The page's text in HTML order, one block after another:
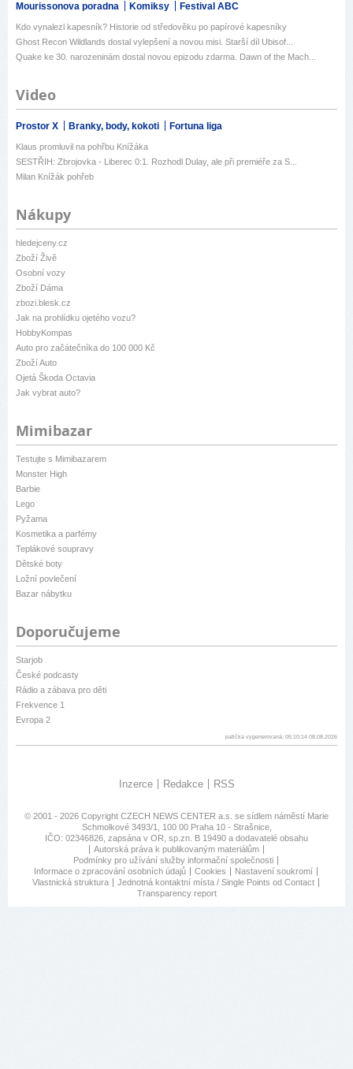
Mourissonova poradna Komiksy Festival ABC
Kdo vynalezl kapesník? Historie od středověku po papírové kapesníky
Ghost Recon Wildlands dostal vylepšení a novou misi. Starší díl Ubisof...
Quake ke 30. narozeninám dostal novou epizodu zdarma. Dawn of the Mach...
Video
Prostor X Branky, body, kokoti Fortuna liga
Klaus promluvil na pohřbu Knížáka
SESTŘIH: Zbrojovka - Liberec 0:1. Rozhodl Dulay, ale při premiéře za S...
Milan Knížák pohřeb
Nákupy
hledejceny.cz
Zboží Živě
Osobní vozy
Zboží Dáma
zbozi.blesk.cz
Jak na prohlídku ojetého vozu?
HobbyKompas
Auto pro začátečníka do 100 000 Kč
Zboží Auto
Ojetá Škoda Octavia
Jak vybrat auto?
Mimibazar
Testujte s Mimibazarem
Monster High
Barbie
Lego
Pyžama
Kosmetika a parfémy
Teplákové soupravy
Dětské boty
Ložní povlečení
Bazar nábytku
Doporučujeme
Starjob
České podcasty
Rádio a zábava pro děti
Frekvence 1
Evropa 2
patička vygenerovaná: 05:10:14 08.08.2026
Inzerce Redakce RSS
© 2001 - 2026 Copyright CZECH NEWS CENTER a.s. se sídlem náměstí Marie
Schmolkové 3493/1, 100 00 Praha 10 - Strašnice,
IČO: 02346826, zapsána v OR, sp.zn. B 19490 a dodavatelé obsahu
Autorská práva k publikovaným materiálům
Podmínky pro užívání služby informační společnosti
Informace o zpracování osobních údajů
Cookies
Nastavení soukromí
Vlastnická struktura
Jednotná kontaktní místa / Single Points od Contact
Transparency report